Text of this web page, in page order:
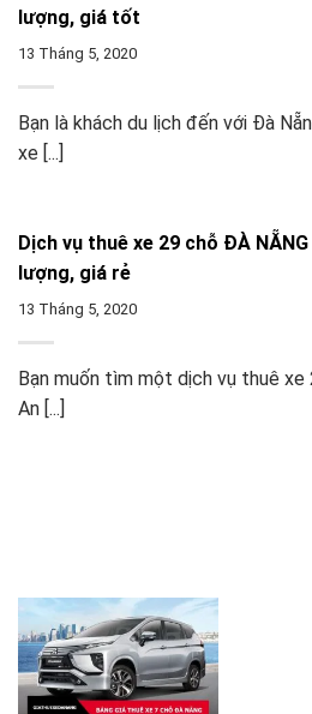
lượng, giá tốt
13 Tháng 5, 2020
Bạn là khách du lịch đến với Đà
xe [...]
Dịch vụ thuê xe 29 chỗ ĐÀ
lượng, giá rẻ
13 Tháng 5, 2020
Bạn muốn tìm một dịch vụ thuê
An [...]